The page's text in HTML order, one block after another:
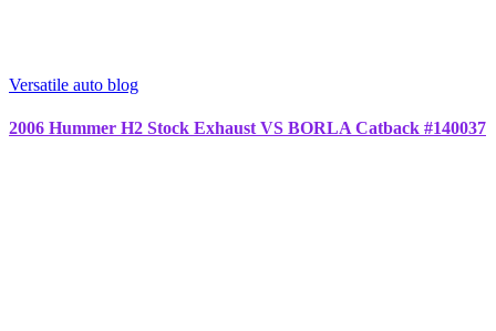
Versatile auto blog
2006 Hummer H2 Stock Exhaust VS BORLA Catback #140037